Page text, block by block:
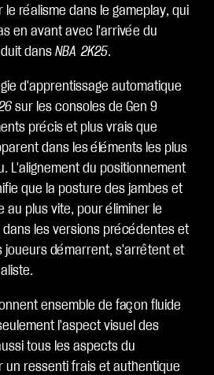
réalisme dans le gameplay, qui
en avant avec l'arrivée du
dans NBA 2K25.
d'apprentissage automatique
sur les consoles de Gen 9
précis et plus vrais que
dans les éléments les plus
L'alignement du positionnement
que la posture des jambes et
au plus vite, pour éliminer le
dans les versions précédentes et
joueurs démarrent, s'arrêtent et
ensemble de façon fluide
l'aspect visuel des
tous les aspects du
un ressenti frais et authentique